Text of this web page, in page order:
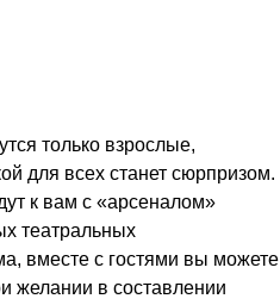
только взрослые,
для всех станет сюрпризом.
к вам с «арсеналом»
театральных
вместе с гостями вы можете
желании в составлении